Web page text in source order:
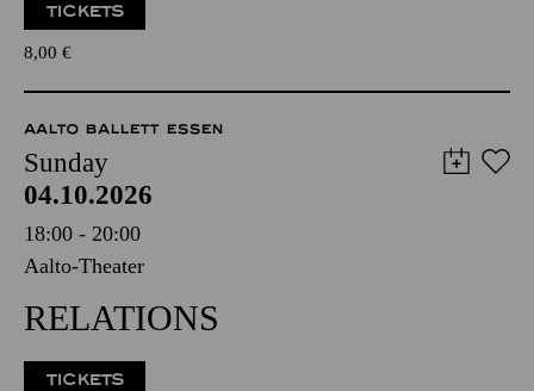
TICKETS
8,00 €
AALTO BALLETT ESSEN
Sunday
04.10.2026
18:00 - 20:00
Aalto-Theater
RELATIONS
TICKETS